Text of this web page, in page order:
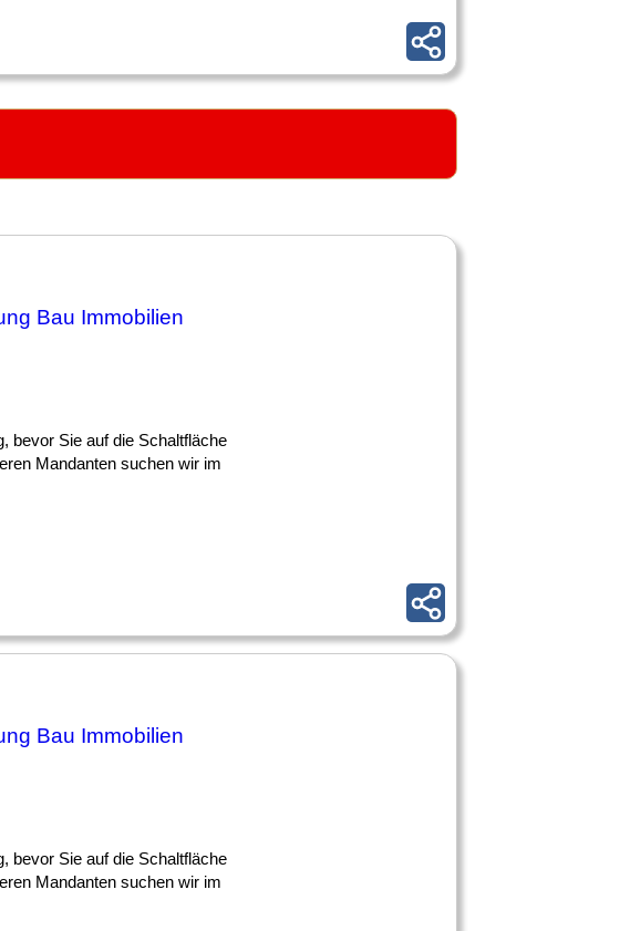
Bau Immobilien
bevor Sie auf die Schaltfläche
Mandanten suchen wir im
Bau Immobilien
bevor Sie auf die Schaltfläche
Mandanten suchen wir im